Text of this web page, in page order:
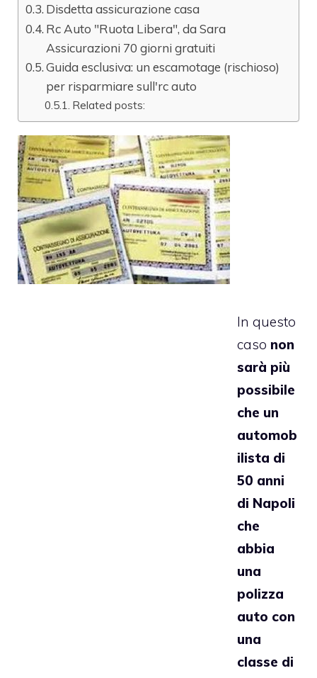
Disdetta assicurazione casa
Rc Auto "Ruota Libera", da Sara
Assicurazioni 70 giorni gratuiti
Guida esclusiva: un escamotage (rischioso)
per risparmiare sull'rc auto
Related posts:
In questo
caso non
sarà più
possibile
che un
automob
ilista di
50 anni
di Napoli
che
abbia
una
polizza
auto con
una
classe di